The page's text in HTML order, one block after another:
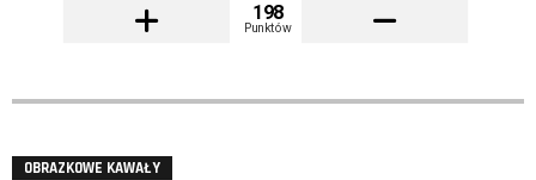
198
Punktów
OBRAZKOWE KAWAŁY